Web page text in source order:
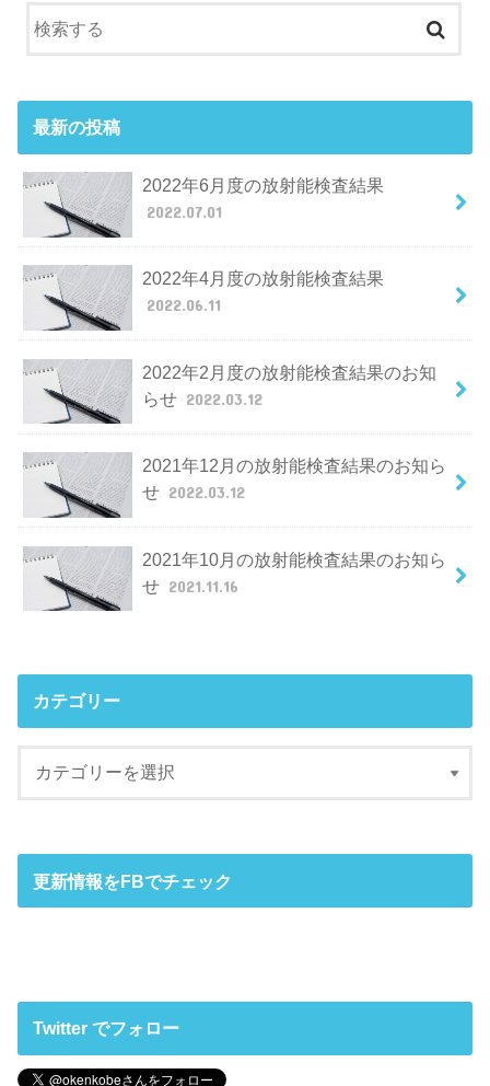
最新の投稿
2022年6月度の放射能検査結果
2022.07.01
2022年4月度の放射能検査結果
2022.06.11
2022年2月度の放射能検査結果のお知
らせ 2022.03.12
2021年12月の放射能検査結果のお知ら
せ 2022.03.12
2021年10月の放射能検査結果のお知ら
せ 2021.11.16
カテゴリー
更新情報をFBでチェック
Twitter でフォロー